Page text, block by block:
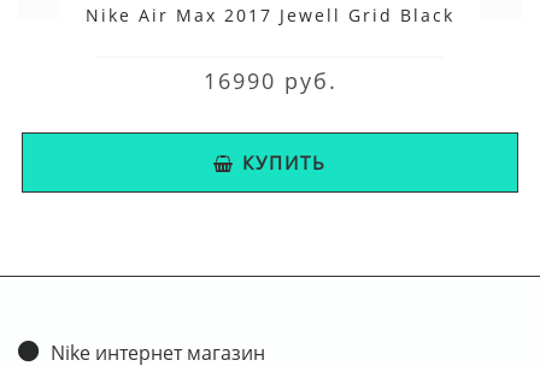
Nike Air Max 2017 Jewell Grid Black
16990 руб.
КУПИТЬ
Nike интернет магазин